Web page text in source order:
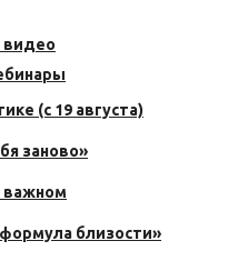
видео
(с 19 августа)
заново»
важном
близости»